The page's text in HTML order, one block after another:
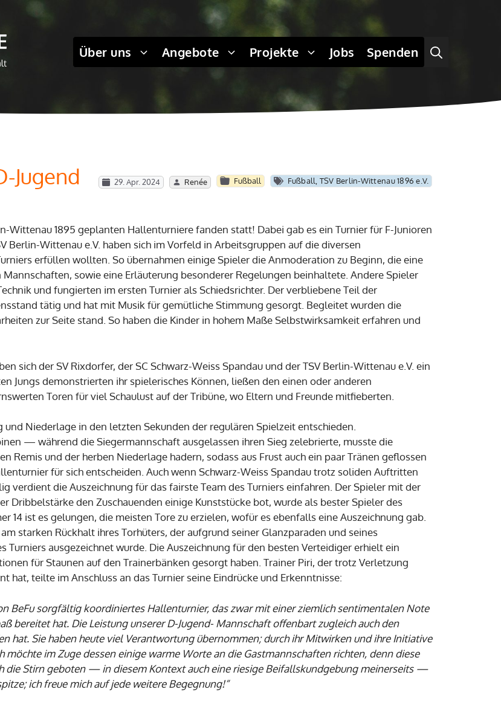
Über uns Angebote Projekte Jobs Spenden
Jugend 29. Apr. 2024 Renée Fußball Fußball TSV Berlin-Wittenau 1896 e.V.
Wittenau 1895 geplanten Hallenturniere fanden statt! Dabei gab es ein Turnier für F-Junioren
Berlin-Wittenau e.V. haben sich im Vorfeld in Arbeitsgruppen auf die diversen
erfüllen wollten. So übernahmen einige Spieler die Anmoderation zu Beginn, die eine
sowie eine Erläuterung besonderer Regelungen beinhaltete. Andere Spieler
und fungierten im ersten Turnier als Schiedsrichter. Der verbliebene Teil der
tätig und hat mit Musik für gemütliche Stimmung gesorgt. Begleitet wurden die
zur Seite stand. So haben die Kinder in hohem Maße Selbstwirksamkeit erfahren und
sich der SV Rixdorfer, der SC Schwarz-Weiss Spandau und der TSV Berlin-Wittenau e.V. ein
Jungs demonstrierten ihr spielerisches Können, ließen den einen oder anderen
Toren für viel Schaulust auf der Tribüne, wo Eltern und Freunde mitfieberten.
Niederlage in den letzten Sekunden der regulären Spielzeit entschieden.
— während die Siegermannschaft ausgelassen ihren Sieg zelebrierte, musste die
Remis und der herben Niederlage hadern, sodass aus Frust auch ein paar Tränen geflossen
für sich entscheiden. Auch wenn Schwarz-Weiss Spandau trotz soliden Auftritten
die Auszeichnung für das fairste Team des Turniers einfahren. Der Spieler mit der
Dribbelstärke den Zuschauenden einige Kunststücke bot, wurde als bester Spieler des
14 ist es gelungen, die meisten Tore zu erzielen, wofür es ebenfalls eine Auszeichnung gab.
starken Rückhalt ihres Torhüters, der aufgrund seiner Glanzparaden und seines
ausgezeichnet wurde. Die Auszeichnung für den besten Verteidiger erhielt ein
für Staunen auf den Trainerbänken gesorgt haben. Trainer Piri, der trotz Verletzung
hat, teilte im Anschluss an das Turnier seine Eindrücke und Erkenntnisse:
BeFu sorgfältig koordiniertes Hallenturnier, das zwar mit einer ziemlich sentimentalen Note
bereitet hat. Die Leistung unserer D-Jugend- Mannschaft offenbart zugleich auch den
hat. Sie haben heute viel Verantwortung übernommen; durch ihr Mitwirken und ihre Initiative
möchte im Zuge dessen einige warme Worte an die Gastmannschaften richten, denn diese
die Stirn geboten — in diesem Kontext auch eine riesige Beifallskundgebung meinerseits —
ich freue mich auf jede weitere Begegnung!“